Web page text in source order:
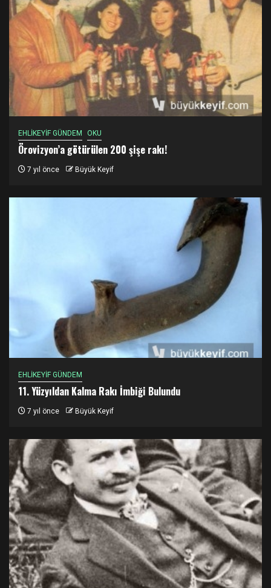
EHLİKEYİF GÜNDEM OKU
Örovizyon’a götürülen 200 şişe rakı!
7 yıl önce Büyük Keyif
EHLİKEYİF GÜNDEM
11. Yüzyıldan Kalma Rakı İmbiği Bulundu
7 yıl önce Büyük Keyif